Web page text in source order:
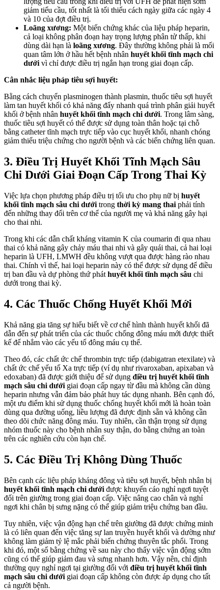
giảm tiểu cầu, tốt nhất là tối thiểu cách ngày giữa các ngày 4
và 10 của đợt điều trị.
Loãng xương: Một biến chứng khác của liệu pháp heparin,
cả loại không phân đoạn hay trọng lượng phân tử thấp, khi
dùng dài hạn là loãng xương. Đây thường không phải là mối
quan tâm lớn ở hầu hết bệnh nhân huyết khối tĩnh mạch chi
dưới vì chỉ được điều trị ngắn hạn trong giai đoạn cấp.
Cân nhắc liệu pháp tiêu sợi huyết:
Bằng cách chuyển plasminogen thành plasmin, thuốc tiêu sợi huyết
làm tan huyết khối có khả năng đẩy nhanh quá trình phân giải huyết
khối ở bệnh nhân huyết khối tĩnh mạch chi dưới. Trong lâm sàng,
thuốc tiêu sợi huyết có thể được sử dụng toàn thân hoặc tại chỗ
bằng catheter tĩnh mạch trực tiếp vào cục huyết khối, nhanh chóng
giảm thiểu triệu chứng cho người bệnh và các biến chứng liên quan.
3. Điều Trị Huyết Khối Tĩnh Mạch Sâu
Chi Dưới Giai Đoạn Cấp Trong Thai Kỳ
Việc lựa chọn phương pháp điều trị tối ưu cho phụ nữ bị huyết
khối tĩnh mạch sâu chi dưới trong thời kỳ mang thai phải tính
đến những thay đổi trên cơ thể của người mẹ và khả năng gây hại
cho thai nhi.
Trong khi các dẫn chất kháng vitamin K của coumarin đi qua nhau
thai có khả năng gây chảy máu thai nhi và gây quái thai, cả hai loại
heparin là UFH, LMWH đều không vượt qua được hàng rào nhau
thai. Chính vì thế, hai loại heparin này có thể được sử dụng để điều
trị ban đầu và dự phòng thứ phát huyết khối tĩnh mạch sâu chi
dưới trong thai kỳ.
4. Các Thuốc Chống Huyết Khối Mới
Khả năng gia tăng sự hiểu biết về cơ chế hình thành huyết khối đã
dẫn đến sự phát triển của các thuốc chống đông máu mới được thiết
kế để nhắm vào các yếu tố đông máu cụ thể.
Theo đó, các chất ức chế thrombin trực tiếp (dabigatran etexilate) và
chất ức chế yếu tố Xa trực tiếp (ví dụ như rivaroxaban, apixaban và
edoxaban) đã được giới thiệu để sử dụng điều trị huyết khối tĩnh
mạch sâu chi dưới giai đoạn cấp ngay từ đầu mà không cần dùng
heparin nhưng vẫn đảm bảo phát huy tác dụng nhanh. Bên cạnh đó,
một ưu điểm khi sử dụng thuốc chống huyết khối mới là hoàn toàn
dùng qua đường uống, liều lượng đã được định sẵn và không cần
theo dõi chức năng đông máu. Tuy nhiên, cần thận trọng sử dụng
nhóm thuốc này cho bệnh nhân suy thận, do bằng chứng an toàn
trên các nghiên cứu còn hạn chế.
5. Các Điều Trị Không Dùng Thuốc
Bên cạnh các liệu pháp kháng đông và tiêu sợi huyết, bệnh nhân bị
huyết khối tĩnh mạch chi dưới được khuyến cáo nghỉ ngơi tuyệt
đối trên giường trong giai đoạn cấp. Việc nâng cao chân và nghỉ
ngơi khi chân bị sưng nặng có thể giúp giảm triệu chứng ban đầu.
Tuy nhiên, việc vận động hạn chế trên giường đã được chứng minh
là có liên quan đến việc tăng sự lan truyền huyết khối và dường như
không làm giảm tỷ lệ mắc phải biến chứng thuyên tắc phổi. Trong
khi đó, một số bằng chứng về sau này cho thấy việc vận động sớm
cũng có thể giúp giảm đau và sưng nhanh hơn. Vậy nên, chỉ định
thường quy nghỉ ngơi tại giường đối với điều trị huyết khối tĩnh
mạch sâu chi dưới giai đoạn cấp không còn được áp dụng cho tất
cả người bệnh.